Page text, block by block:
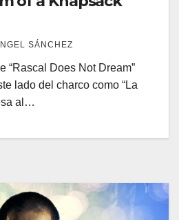
SÁNCHEZ
“Rascal Does Not Dream”
lado del charco como “La
al…